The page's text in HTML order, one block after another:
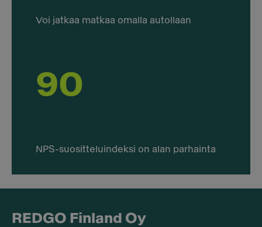
Voi jatkaa matkaa omalla autollaan
90
NPS-suositteluindeksi on alan parhainta
REDGO Finland Oy